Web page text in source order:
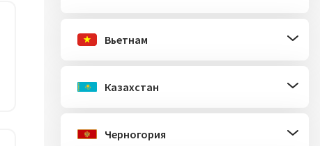
Вьетнам
Казахстан
Черногория